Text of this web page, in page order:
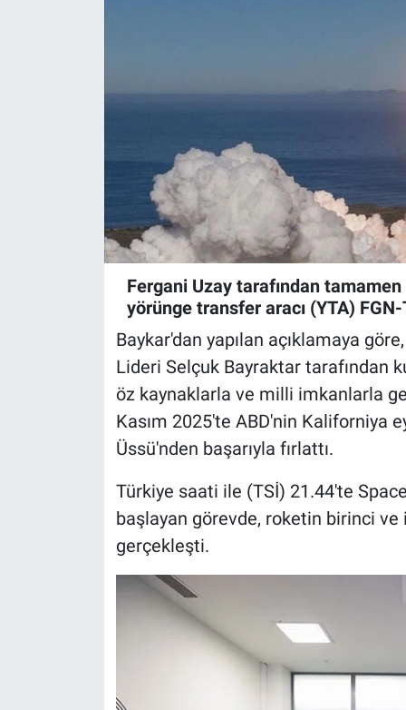
Fergani Uzay tarafından
yörünge transfer aracı (YTA)
Baykar'dan yapılan açıklamaya
Lideri Selçuk Bayraktar tarafından
öz kaynaklarla ve milli imkanlarla
Kasım 2025'te ABD'nin Kaliforniya
Üssü'nden başarıyla fırlattı.
Türkiye saati ile (TSİ) 21.44'te
başlayan görevde, roketin birinci
gerçekleşti.